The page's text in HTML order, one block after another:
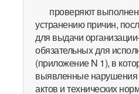
проверяют
устранению причин,
для выдачи
обязательных для
(приложение N 1), в
выявленные
актов и технических